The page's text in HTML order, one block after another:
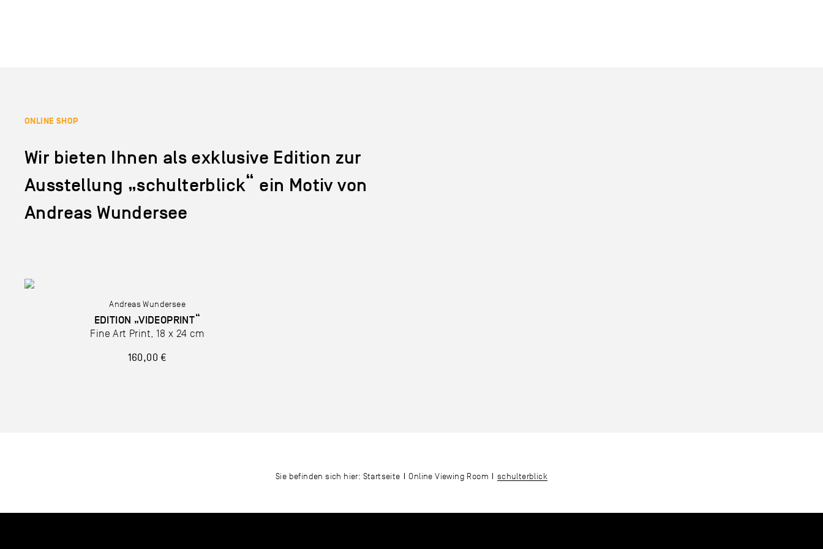
ONLINE SHOP
Wir bieten Ihnen als exklusive Edition zur
Ausstellung „schulterblick“ ein Motiv von
Andreas Wundersee
Andreas Wundersee
EDITION „VIDEOPRINT“
Fine Art Print, 18 x 24 cm
160,00 €
Sie befinden sich hier: Startseite Online Viewing Room schulterblick